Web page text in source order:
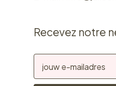
Recevez notre